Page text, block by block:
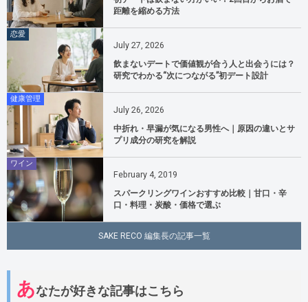
距離を縮める方法
恋愛
July 27, 2026
飲まないデートで価値観が合う人と出会うには？
研究でわかる“次につながる”初デート設計
健康管理
July 26, 2026
中折れ・早漏が気になる男性へ｜原因の違いとサ
プリ成分の研究を解説
ワイン
February 4, 2019
スパークリングワインおすすめ比較｜甘口・辛
口・料理・炭酸・価格で選ぶ
SAKE RECO 編集長の記事一覧
あなたが好きな記事はこちら